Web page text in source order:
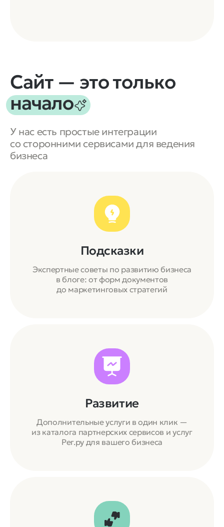
Сайт — этотолько
начало
У нас есть простые интеграции
со сторонними сервисами для ведения
бизнеса
Подсказки
Экспертные советы по развитию бизнеса
в блоге: от форм документов
до маркетинговых стратегий
Развитие
Дополнительные услуги в один клик —
из каталога партнерских сервисов и услуг
Рег.ру для вашего бизнеса